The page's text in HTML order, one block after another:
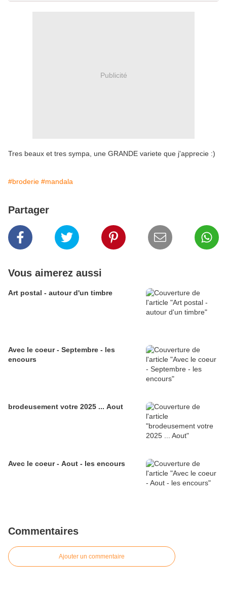
Publicité
Tres beaux et tres sympa, une GRANDE variete que j'apprecie :)
#broderie #mandala
Partager
Vous aimerez aussi
Art postal - autour d'un timbre
Avec le coeur - Septembre - les
encours
brodeusement votre 2025 ... Aout
Avec le coeur - Aout - les encours
Commentaires
Ajouter un commentaire